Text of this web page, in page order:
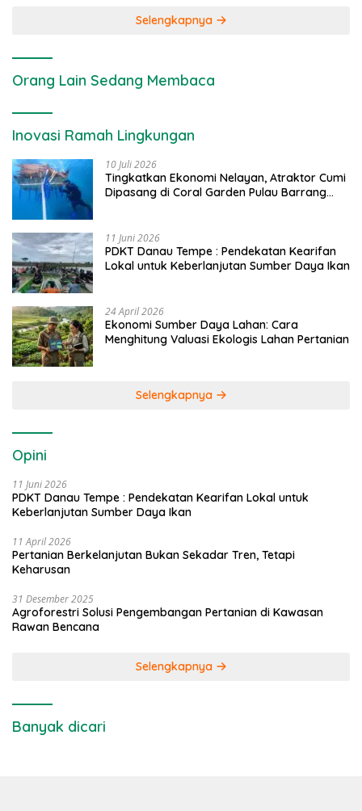
Selengkapnya
Orang Lain Sedang Membaca
Inovasi Ramah Lingkungan
10 Juli 2026
Tingkatkan Ekonomi Nelayan, Atraktor Cumi
Dipasang di Coral Garden Pulau Barrang
11 Juni 2026
PDKT Danau Tempe : Pendekatan Kearifan
Lokal untuk Keberlanjutan Sumber Daya Ikan
24 April 2026
Ekonomi Sumber Daya Lahan: Cara
Menghitung Valuasi Ekologis Lahan Pertanian
Selengkapnya
Opini
11 Juni 2026
PDKT Danau Tempe : Pendekatan Kearifan Lokal untuk
Keberlanjutan Sumber Daya Ikan
11 April 2026
Pertanian Berkelanjutan Bukan Sekadar Tren, Tetapi
Keharusan
31 Desember 2025
Agroforestri Solusi Pengembangan Pertanian di Kawasan
Rawan Bencana
Selengkapnya
Banyak dicari